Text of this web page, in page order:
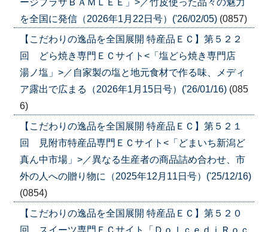
を全国に発信（2026年1月22日号）('26/02/05) (0857)
【こだわりの逸品を全国展開 特産品ＥＣ】第５２２
回 どら焼き専門ＥＣサイト<「塩どら焼き専門店
湯ノ塩」>／自家製の塩と地元食材で作る味、メディ
ア露出で広まる（2026年1月15日号）('26/01/16) (085
6)
【こだわりの逸品を全国展開 特産品ＥＣ】第５２１
回 見附市特産品専門ＥＣサイト<「どまいち新潟ど
真ん中市場」>／異なる生産者の商品詰め合わせ、市
外の人への贈り物に（2025年12月11日号）('25/12/16)
(0854)
【こだわりの逸品を全国展開 特産品ＥＣ】第５２０
回 スイーツ専門ＥＣサイト「ＤｏｌｃｅｄｉＲｏｃ